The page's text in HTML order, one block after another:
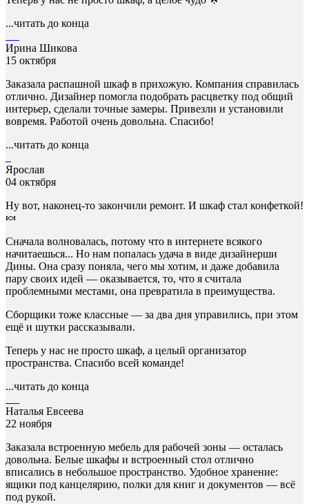
...читать до конца
Ирина Шикова
15 октября
Заказала распашной шкаф в прихожую. Компания справилась
отлично. Дизайнер помогла подобрать расцветку под общий
интерьер, сделали точные замеры. Привезли и установили
вовремя. Работой очень довольна. Спасибо!
...читать до конца
Ярослав
04 октября
Ну вот, наконец-то закончили ремонт. И шкаф стал конфеткой!
🍬
Сначала волновалась, потому что в интернете всякого
начитаешься... Но нам попалась удача в виде дизайнерши
Дины. Она сразу поняла, чего мы хотим, и даже добавила
пару своих идей — оказывается, то, что я считала
проблемными местами, она превратила в преимущества.
Сборщики тоже классные — за два дня управились, при этом
ещё и шутки рассказывали.
Теперь у нас не просто шкаф, а целый организатор
пространства. Спасибо всей команде!
...читать до конца
Наталья Евсеева
22 ноября
Заказала встроенную мебель для рабочей зоны — осталась
довольна. Белые шкафы и встроенный стол отлично
вписались в небольшое пространство. Удобное хранение:
ящики под канцелярию, полки для книг и документов — всё
под рукой.